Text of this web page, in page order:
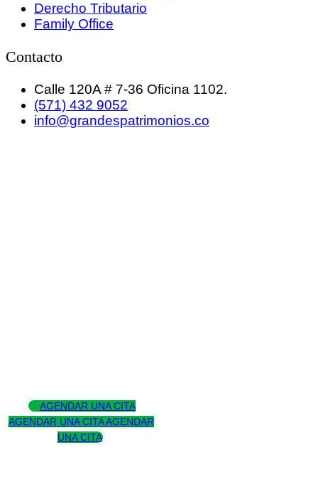
Derecho Tributario
Family Office
Contacto
Calle 120A # 7-36 Oficina 1102.
(571) 432 9052
info@grandespatrimonios.co
AGENDAR UNA CITA
AGENDAR UNA CITA AGENDAR
UNA CITA